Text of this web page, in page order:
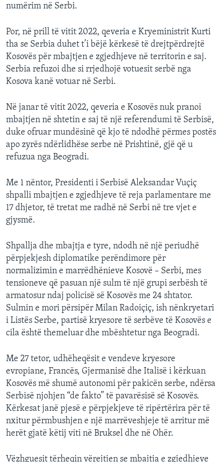
numërim në Serbi.
Por, në prill të vitit 2022, qeveria e Kryeministrit Kurti
tha se Serbia duhet t’i bëjë kërkesë të drejtpërdrejtë
Kosovës për mbajtjen e zgjedhjeve në territorin e saj.
Serbia refuzoi dhe si rrjedhojë votuesit serbë nga
Kosova kanë votuar në Serbi.
Në janar të vitit 2022, qeveria e Kosovës nuk pranoi
mbajtjen në shtetin e saj të një referendumi të Serbisë,
duke ofruar mundësinë që kjo të ndodhë përmes postës
apo zyrës ndërlidhëse serbe në Prishtinë, gjë që u
refuzua nga Beogradi.
Me 1 nëntor, Presidenti i Serbisë Aleksandar Vuçiç
shpalli mbajtjen e zgjedhjeve të reja parlamentare me
17 dhjetor, të tretat me radhë në Serbi në tre vjet e
gjysmë.
Shpallja dhe mbajtja e tyre, ndodh në një periudhë
përpjekjesh diplomatike perëndimore për
normalizimin e marrëdhënieve Kosovë – Serbi, mes
tensioneve që pasuan një sulm të një grupi serbësh të
armatosur ndaj policisë së Kosovës me 24 shtator.
Sulmin e mori përsipër Milan Radoiçiç, ish nënkryetari
i Listës Serbe, partisë kryesore të serbëve të Kosovës e
cila është themeluar dhe mbështetur nga Beogradi.
Me 27 tetor, udhëheqësit e vendeve kryesore
evropiane, Francës, Gjermanisë dhe Italisë i kërkuan
Kosovës më shumë autonomi për pakicën serbe, ndërsa
Serbisë njohjen “de fakto” të pavarësisë së Kosovës.
Kërkesat janë pjesë e përpjekjeve të ripërtërira për të
nxitur përmbushjen e një marrëveshjeje të arritur më
herët gjatë këtij viti në Bruksel dhe në Ohër.
Vëzhguesit tërheqin vërejtjen se mbajtja e zgjedhjeve